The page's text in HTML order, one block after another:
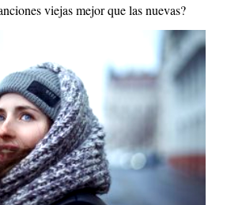
viejas mejor que las nuevas?